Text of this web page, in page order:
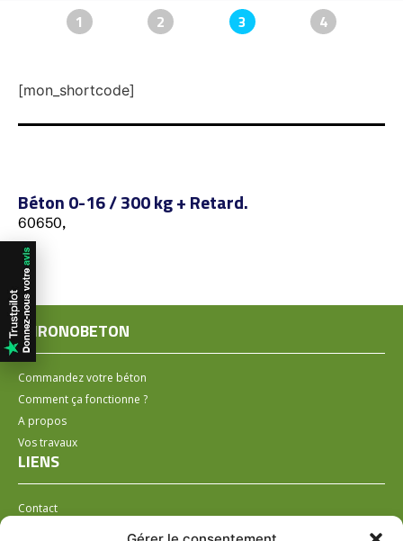
1 2 3 4
[mon_shortcode]
Béton 0-16 / 300 kg + Retard.
60650,
CHRONOBETON
Commandez votre béton
Comment ça fonctionne ?
A propos
Vos travaux
LIENS
Contact